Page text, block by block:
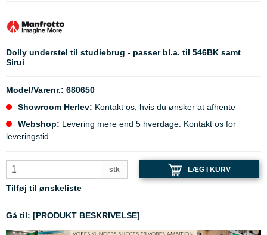
Dolly understel til studiebrug - passer bl.a. til 546BK samt
Sirui
Model/Varenr.: 680650
Showroom Herlev: Kontakt os, hvis du ønsker at afhente
Webshop: Levering mere end 5 hverdage. Kontakt os for
leveringstid
stk LÆG I KURV
Tilføj til ønskeliste
Gå til: [PRODUKT BESKRIVELSE]